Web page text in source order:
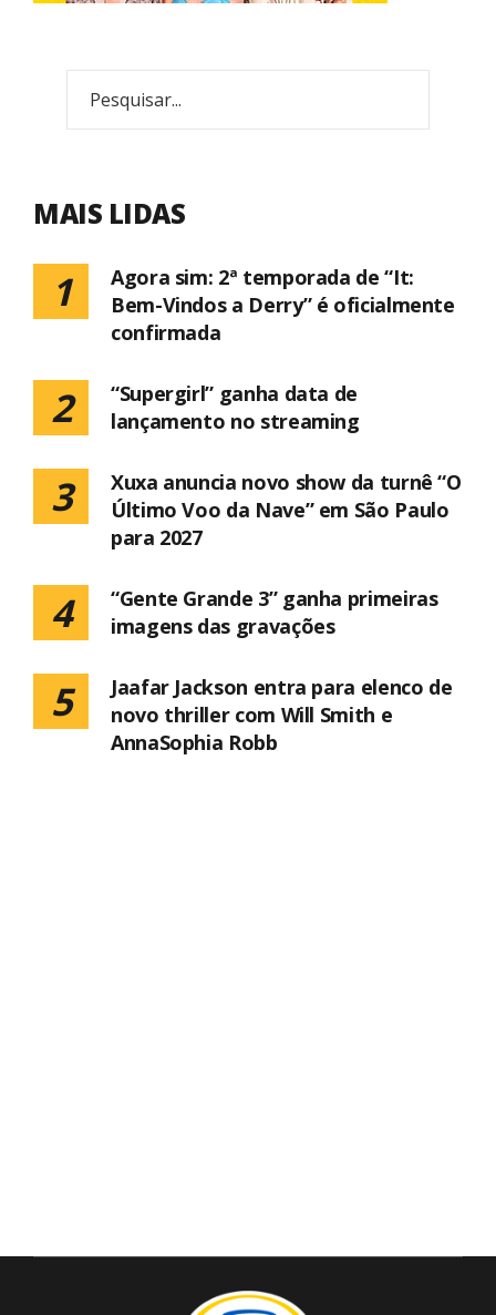
MAIS LIDAS
1
Agora sim: 2ª temporada de “It:
Bem-Vindos a Derry” é oficialmente
confirmada
2
“Supergirl” ganha data de
lançamento no streaming
3
Xuxa anuncia novo show da turnê “O
Último Voo da Nave” em São Paulo
para 2027
4
“Gente Grande 3” ganha primeiras
imagens das gravações
5
Jaafar Jackson entra para elenco de
novo thriller com Will Smith e
AnnaSophia Robb